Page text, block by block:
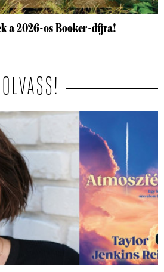
a 2026-os Booker-díjra!
OLVASS!